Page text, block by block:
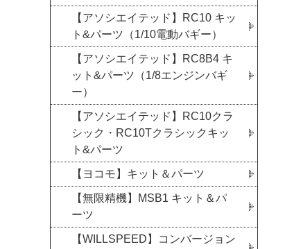
【アソシエイテッド】RC10 キッ
ト&パーツ（1/10電動バギー）
【アソシエイテッド】RC8B4 キ
ット&パーツ（1/8エンジンバギ
ー）
【アソシエイテッド】RC10クラ
シック・RC10Tクラシックキッ
ト&パーツ
【ヨコモ】キット＆パーツ
【無限精機】MSB1 キット＆パ
ーツ
【WILLSPEED】コンバージョン